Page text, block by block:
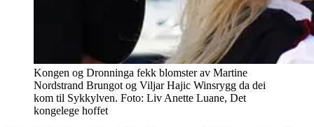
Kongen og Dronninga fekk blomster av Martine
Nordstrand Brungot og Viljar Hajic Winsrygg da dei
kom til Sykkylven. Foto: Liv Anette Luane, Det
kongelege hoffet